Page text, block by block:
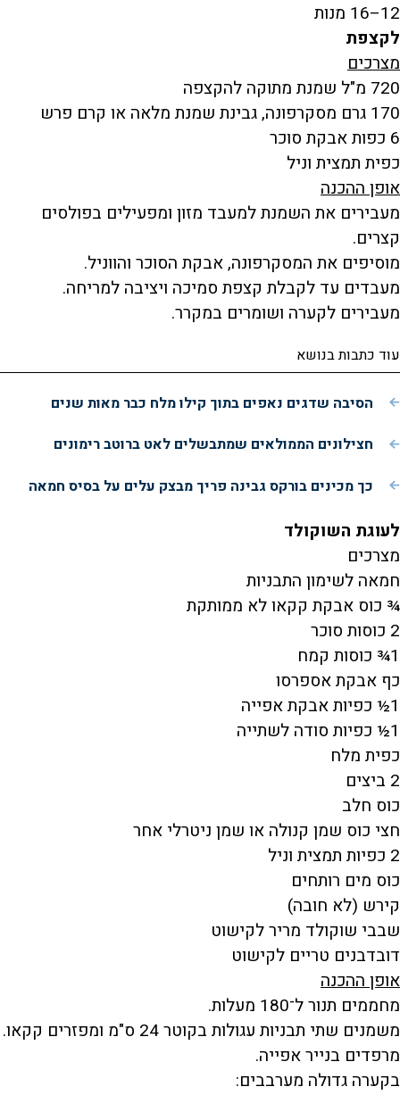
12–16 מנות
לקצפת
מצרכים
720 מ"ל שמנת מתוקה להקצפה
170 גרם מסקרפונה, גבינת שמנת מלאה או קרם פרש
6 כפות אבקת סוכר
כפית תמצית וניל
אופן ההכנה
מעבירים את השמנת למעבד מזון ומפעילים בפולסים
קצרים.
מוסיפים את המסקרפונה, אבקת הסוכר והווניל.
מעבדים עד לקבלת קצפת סמיכה ויציבה למריחה.
מעבירים לקערה ושומרים במקרר.
עוד כתבות בנושא
הסיבה שדגים נאפים בתוך קילו מלח כבר מאות שנים
חצילונים הממולאים שמתבשלים לאט ברוטב רימונים
כך מכינים בורקס גבינה פריך מבצק עלים על בסיס חמאה
לעוגת השוקולד
מצרכים
חמאה לשימון התבניות
¾ כוס אבקת קקאו לא ממותקת
2 כוסות סוכר
1¾ כוסות קמח
כף אבקת אספרסו
1½ כפיות אבקת אפייה
1½ כפיות סודה לשתייה
כפית מלח
2 ביצים
כוס חלב
חצי כוס שמן קנולה או שמן ניטרלי אחר
2 כפיות תמצית וניל
כוס מים רותחים
קירש (לא חובה)
שבבי שוקולד מריר לקישוט
דובדבנים טריים לקישוט
אופן ההכנה
מחממים תנור ל־180 מעלות.
משמנים שתי תבניות עגולות בקוטר 24 ס"מ ומפזרים קקאו.
מרפדים בנייר אפייה.
בקערה גדולה מערבבים: